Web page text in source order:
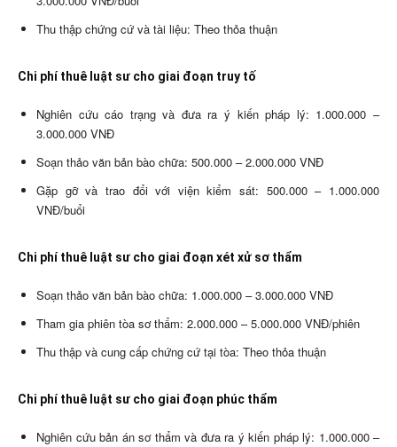
Thu thập chứng cứ và tài liệu: Theo thỏa thuận
Chi phí thuê luật sư cho giai đoạn truy tố
Nghiên cứu cáo trạng và đưa ra ý kiến pháp lý: 1.000.000 –
3.000.000 VNĐ
Soạn thảo văn bản bào chữa: 500.000 – 2.000.000 VNĐ
Gặp gỡ và trao đổi với viện kiểm sát: 500.000 – 1.000.000
VNĐ/buổi
Chi phí thuê luật sư cho giai đoạn xét xử sơ thẩm
Soạn thảo văn bản bào chữa: 1.000.000 – 3.000.000 VNĐ
Tham gia phiên tòa sơ thẩm: 2.000.000 – 5.000.000 VNĐ/phiên
Thu thập và cung cấp chứng cứ tại tòa: Theo thỏa thuận
Chi phí thuê luật sư cho giai đoạn phúc thẩm
Nghiên cứu bản án sơ thẩm và đưa ra ý kiến pháp lý: 1.000.000 –